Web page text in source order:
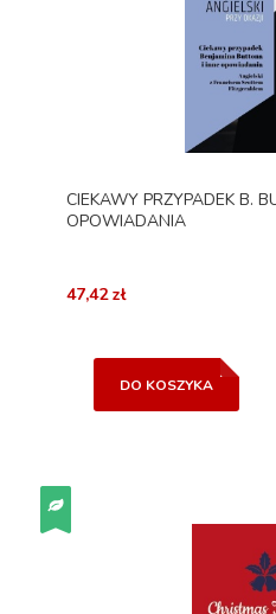
CIEKAWY PRZYPADEK B.
OPOWIADANIA
47,42 zł
DO KOSZYKA